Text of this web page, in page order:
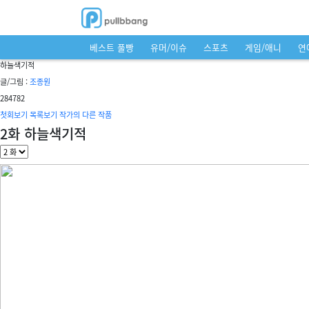
베스트 풀빵 유머/이슈 스포츠 게임/애니 연
하늘색기적
글/그림 : 조종원
284782
첫회보기 목록보기 작가의 다른 작품
2화 하늘색기적